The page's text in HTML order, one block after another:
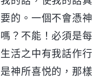
的。一個不會憑神
？不能！必須是每
活之中有我話作行
神所喜悦的，那樣